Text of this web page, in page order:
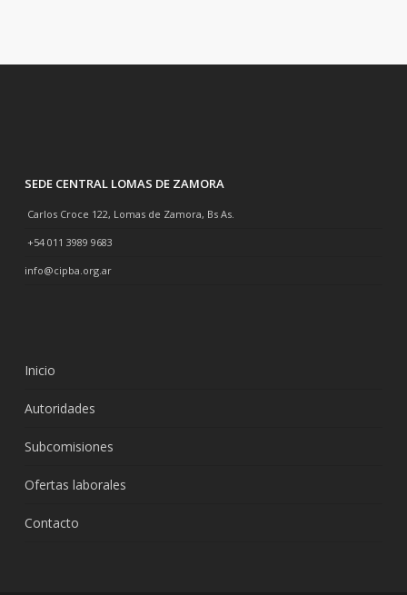
SEDE CENTRAL LOMAS DE ZAMORA
Carlos Croce 122, Lomas de Zamora, Bs As.
+54 011 3989 9683
info@cipba.org.ar
Inicio
Autoridades
Subcomisiones
Ofertas laborales
Contacto